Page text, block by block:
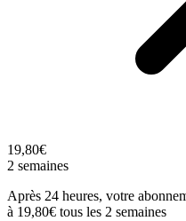
19,80€
2 semaines
Après 24 heures, votre
à 19,80€ tous les 2 semaines